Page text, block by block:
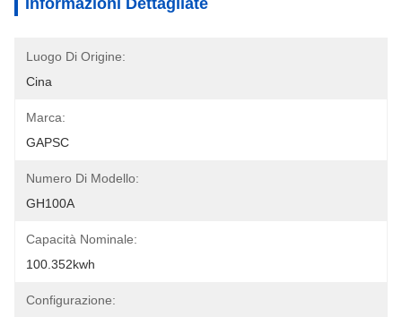
Informazioni Dettagliate
Luogo Di Origine:
Cina
Marca:
GAPSC
Numero Di Modello:
GH100A
Capacità Nominale:
100.352kwh
Configurazione: